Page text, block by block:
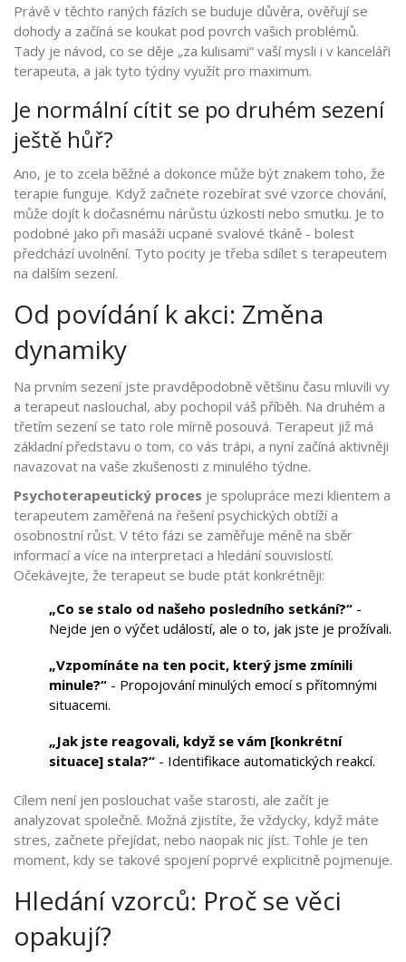
Právě v těchto raných fázích se buduje důvěra, ověřují se
dohody a začíná se koukat pod povrch vašich problémů.
Tady je návod, co se děje „za kulisami“ vaší mysli i v kanceláři
terapeuta, a jak tyto týdny využít pro maximum.
Je normální cítit se po druhém sezení
ještě hůř?
Ano, je to zcela běžné a dokonce může být znakem toho, že
terapie funguje. Když začnete rozebírat své vzorce chování,
může dojít k dočasnému nárůstu úzkosti nebo smutku. Je to
podobné jako při masáži ucpané svalové tkáně - bolest
předchází uvolnění. Tyto pocity je třeba sdílet s terapeutem
na dalším sezení.
Od povídání k akci: Změna
dynamiky
Na prvním sezení jste pravděpodobně většinu času mluvili vy
a terapeut naslouchal, aby pochopil váš příběh. Na druhém a
třetím sezení se tato role mírně posouvá. Terapeut již má
základní představu o tom, co vás trápi, a nyní začíná aktivněji
navazovat na vaše zkušenosti z minulého týdne.
Psychoterapeutický proces je spolupráce mezi klientem a
terapeutem zaměřená na řešení psychických obtíží a
osobnostní růst. V této fázi se zaměřuje méně na sběr
informací a více na interpretaci a hledání souvislostí.
Očekávejte, že terapeut se bude ptát konkrétněji:
„Co se stalo od našeho posledního setkání?“ -
Nejde jen o výčet událostí, ale o to, jak jste je prožívali.
„Vzpomínáte na ten pocit, který jsme zmínili
minule?“ - Propojování minulých emocí s přítomnými
situacemi.
„Jak jste reagovali, když se vám [konkrétní
situace] stala?“ - Identifikace automatických reakcí.
Cílem není jen poslouchat vaše starosti, ale začít je
analyzovat společně. Možná zjistíte, že vždycky, když máte
stres, začnete přejídat, nebo naopak nic jíst. Tohle je ten
moment, kdy se takové spojení poprvé explicitně pojmenuje.
Hledání vzorců: Proč se věci
opakují?